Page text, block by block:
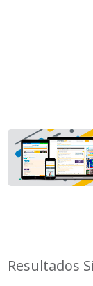
Resultados